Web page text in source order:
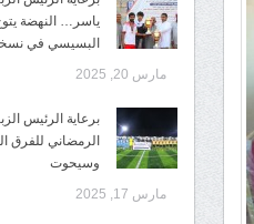
ياسر… النهضة
البسيسي في
مارس 20, 2025
برعاية الرئيس
الرمضاني للفرق
وسيحوت
مارس 17, 2025